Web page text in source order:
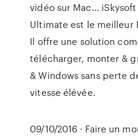
vidéo sur Mac…
Ultimate est le meilleur
Il offre une solution
télécharger, monter &
& Windows sans perte
vitesse élévée.
09/10/2016 · Faire un